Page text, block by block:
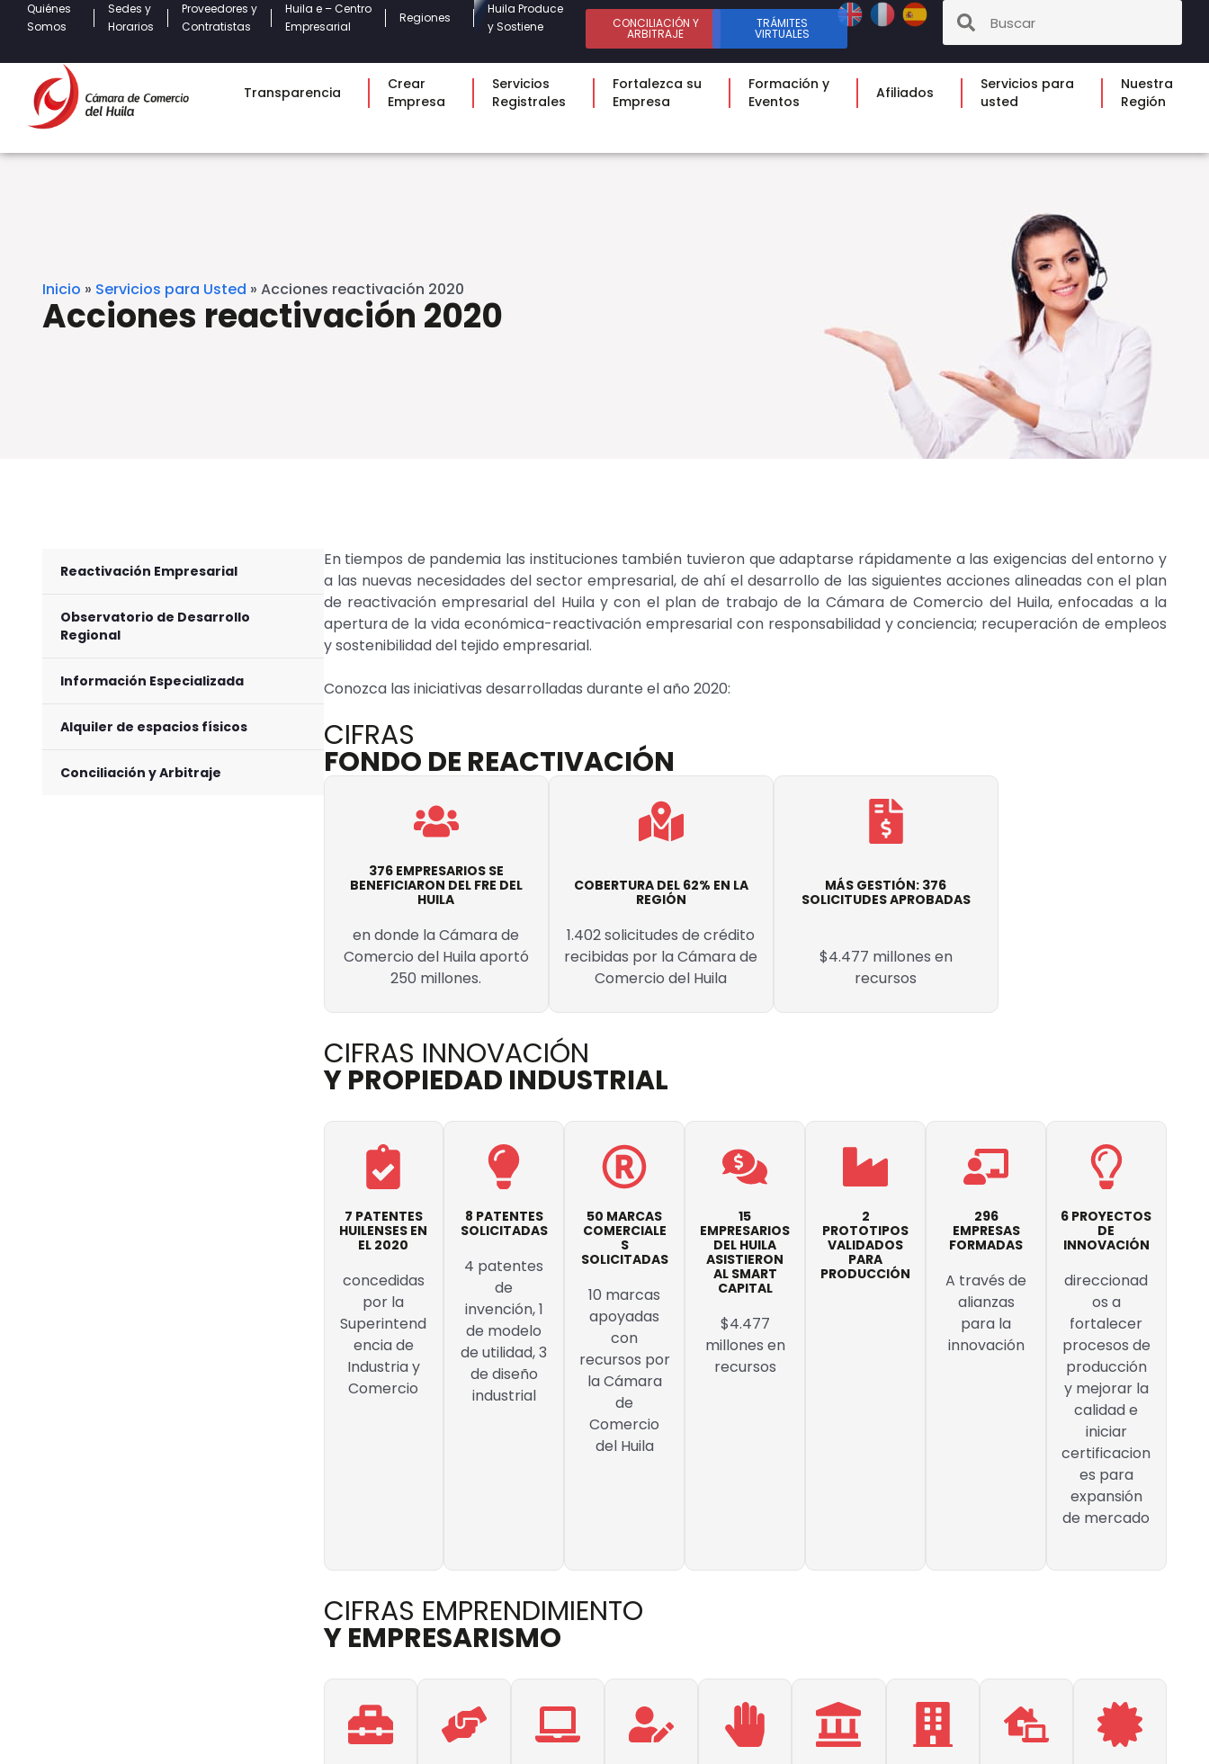
Quiénes
Somos
Sedes y
Horarios
Proveedores y
Contratistas
Huila e – Centro
Empresarial
Regiones
Huila Produce
y Sostiene
CONCILIACIÓN Y
ARBITRAJE
TRÁMITES
VIRTUALES
Transparencia
Crear
Empresa
Servicios
Registrales
Fortalezca su
Empresa
Formación y
Eventos
Afiliados
Servicios para
usted
Nuestra
Región
Inicio » Servicios para Usted » Acciones reactivación 2020
Acciones reactivación 2020
Reactivación Empresarial
Observatorio de Desarrollo
Regional
Información Especializada
Alquiler de espacios físicos
Conciliación y Arbitraje
En tiempos de pandemia las instituciones también tuvieron que adaptarse rápidamente a las exigencias del entorno y
a las nuevas necesidades del sector empresarial, de ahí el desarrollo de las siguientes acciones alineadas con el plan
de reactivación empresarial del Huila y con el plan de trabajo de la Cámara de Comercio del Huila, enfocadas a la
apertura de la vida económica-reactivación empresarial con responsabilidad y conciencia; recuperación de empleos
y sostenibilidad del tejido empresarial.
Conozca las iniciativas desarrolladas durante el año 2020:
CIFRAS
FONDO DE REACTIVACIÓN
376 EMPRESARIOS SE
BENEFICIARON DEL FRE DEL
HUILA
en donde la Cámara de
Comercio del Huila aportó
250 millones.
COBERTURA DEL 62% EN LA
REGIÓN
1.402 solicitudes de crédito
recibidas por la Cámara de
Comercio del Huila
MÁS GESTIÓN: 376
SOLICITUDES APROBADAS
$4.477 millones en
recursos
CIFRAS INNOVACIÓN
Y PROPIEDAD INDUSTRIAL
7 PATENTES
HUILENSES EN
EL 2020
concedidas
por la
Superintend
encia de
Industria y
Comercio
8 PATENTES
SOLICITADAS
4 patentes
de
invención, 1
de modelo
de utilidad, 3
de diseño
industrial
50 MARCAS
COMERCIALE
S
SOLICITADAS
10 marcas
apoyadas
con
recursos por
la Cámara
de
Comercio
del Huila
15
EMPRESARIOS
DEL HUILA
ASISTIERON
AL SMART
CAPITAL
$4.477
millones en
recursos
2
PROTOTIPOS
VALIDADOS
PARA
PRODUCCIÓN
296
EMPRESAS
FORMADAS
A través de
alianzas
para la
innovación
6 PROYECTOS
DE
INNOVACIÓN
direccionad
os a
fortalecer
procesos de
producción
y mejorar la
calidad e
iniciar
certificacion
es para
expansión
de mercado
CIFRAS EMPRENDIMIENTO
Y EMPRESARISMO